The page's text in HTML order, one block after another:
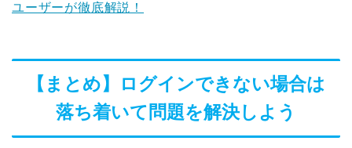
ユーザーが徹底解説！
【まとめ】ログインできない場合は
落ち着いて問題を解決しよう